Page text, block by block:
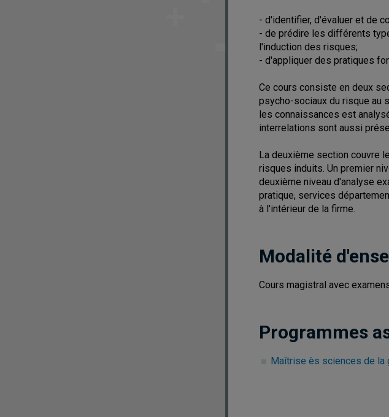
- d'identifier, d'évaluer et de
- de prédire les différents
l'induction des risques;
- d'appliquer des pratiques
Ce cours consiste en deux
psycho-sociaux du risque au
les connaissances est
interrelations sont aussi
La deuxième section couvre
risques induits. Un premier
deuxième niveau d'analyse
pratique, services
à l'intérieur de la firme.
Modalité
Cours magistral avec
Programmes
Maîtrise ès sciences de la